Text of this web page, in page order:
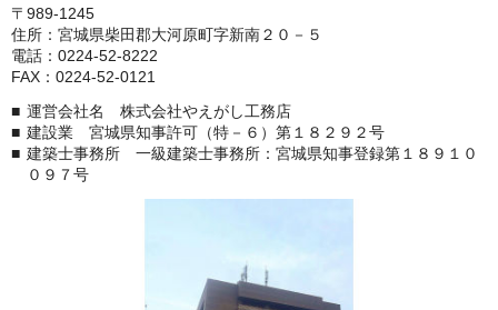
〒989-1245
住所：宮城県柴田郡大河原町字新南２０－５
電話：0224-52-8222
FAX：0224-52-0121
運営会社名 株式会社やえがし工務店
建設業 宮城県知事許可（特－６）第１８２９２号
建築士事務所 一級建築士事務所：宮城県知事登録第１８９１０
０９７号